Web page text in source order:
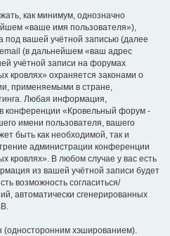
как минимум, однозначно
«ваше имя пользователя»),
под вашей учётной записью (далее
(в дальнейшем «ваш адрес
учётной записи на форумах
кровлях» охраняется законами о
применяемыми в стране,
Любая информация,
конференции «Кровельный форум -
имени пользователя, вашего
быть как необходимой, так и
администрации конференции
кровлях». В любом случае у вас есть
из вашей учётной записи будет
возможность согласиться/
автоматически сгенерированных
хэшированием).